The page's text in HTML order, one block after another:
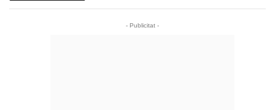
- Publicitat -